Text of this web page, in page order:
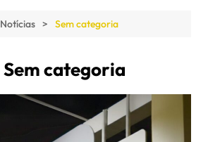
Notícias Sem categoria
Sem categoria